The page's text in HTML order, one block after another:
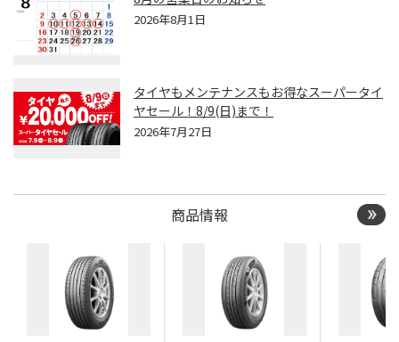
2026年8月1日
タイヤもメンテナンスもお得なスーパータイ
ヤセール！8/9(日)まで！
2026年7月27日
商品情報